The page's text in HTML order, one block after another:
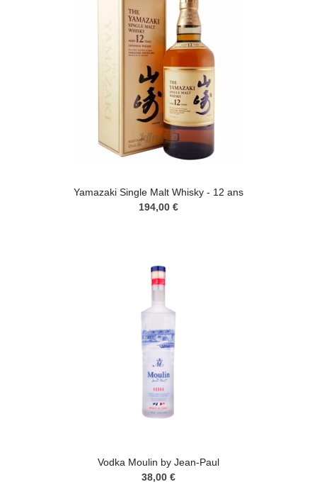
Yamazaki Single Malt Whisky - 12 ans
194,00 €
Vodka Moulin by Jean-Paul
38,00 €